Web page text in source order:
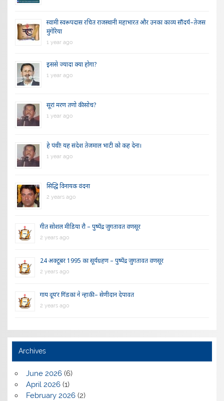
स्वामी स्वरूपदास रचित राजस्थानी महाभारत और उनका काव्य सौंदर्य–तेजस
मुंगेरिया
1 year ago
इससे ज्यादा क्या होगा?
1 year ago
सूरां मरण तणो की सोच?
1 year ago
हे पंथी! यह संदेश तेजमाल भाटी को कह देना।
1 year ago
सिद्धि विनायक वंदना
2 years ago
गीत सोशल मीडिया रौ – पुष्पेंद्र जुगतावत वणसूर
2 years ago
24 अक्टूबर 1995 का सूर्यग्रहण – पुष्पेंद्र जुगतावत वणसूर
2 years ago
गाय दूय’र गिंडकां ने न्हाकी – सेणीदान देपावत
2 years ago
Archives
June 2026(6)
April 2026(1)
February 2026(2)